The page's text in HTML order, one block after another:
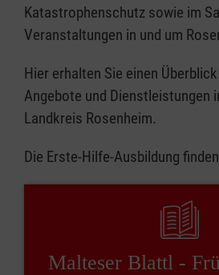
Katastrophenschutz sowie im
Veranstaltungen in und um
Hier erhalten Sie einen
Angebote und Dienstleistungen
Landkreis Rosenheim.
Die Erste-Hilfe-Ausbildung
Malteser Blattl -